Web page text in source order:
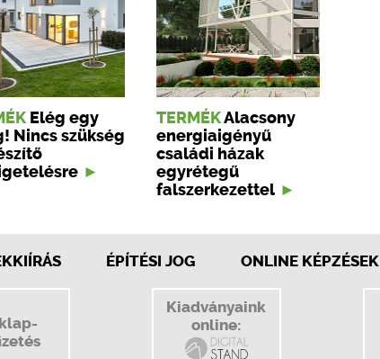
Elég egy
Nincs szükség
TERMÉKAlacsony
energiaigényű
családi házak
egyrétegű
falszerkezettel
ÉPÍTÉSI JOG ONLINE KÉPZÉSEK
Kiadványaink
online: